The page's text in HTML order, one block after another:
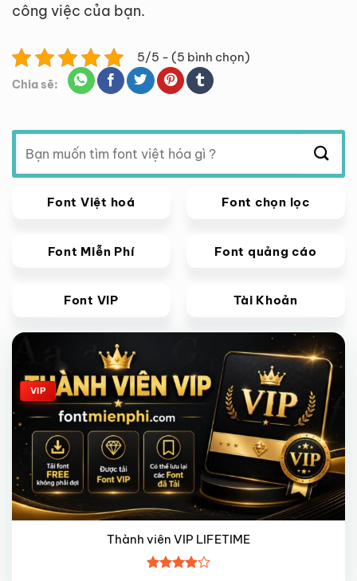
công việc của bạn.
5/5 - (5 bình chọn)
Chia sẽ:
Tìm
kiếm:
Font Việt hoá Font chọn lọc
Font Miễn Phí Font quảng cáo
Font VIP Tài Khoản
Giảm giá!
VIP
Thành viên VIP LIFETIME